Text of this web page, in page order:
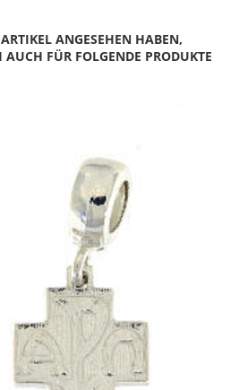
ANGESEHEN HABEN,
AUCH FÜR FOLGENDE PRODUKTE